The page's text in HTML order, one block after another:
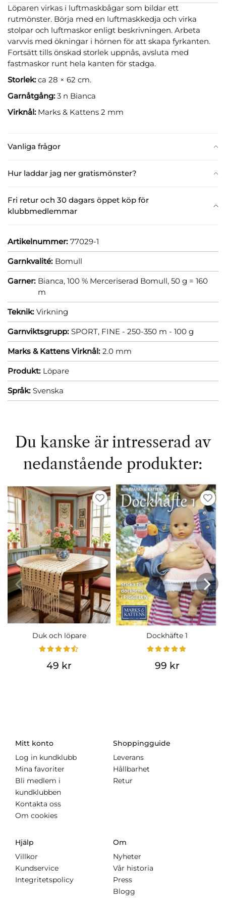
Vanliga frågor
Hur laddar jag ner gratismönster?
Fri retur och 30 dagars öppet köp för
klubbmedlemmar
Löparen virkas i luftmaskbågar som bildar ett
rutmönster. Börja med en luftmaskkedja och virka
stolpar och luftmaskor enligt beskrivningen. Arbeta
varvvis med ökningar i hörnen för att skapa fyrkanten.
Fortsätt tills önskad storlek uppnås, avsluta med
fastmaskor runt hela kanten för stadga.
Storlek:ca 28 × 62 cm.
Garnåtgång:3 n Bianca
Virknål:Marks & Kattens 2 mm
Artikelnummer: 77029-1
Garnkvalité: Bomull
Garner: Bianca, 100 % Merceriserad Bomull, 50 g = 160
m
Teknik: Virkning
Garnviktsgrupp: SPORT, FINE - 250-350 m - 100 g
Marks & Kattens Virknål: 2.0 mm
Produkt: Löpare
Språk: Svenska
Du kanske är intresserad av
nedanstående produkter:
Duk och löpare
49 kr
Dockhäfte 1
99 kr
Mitt konto
Log in kundklubb
Mina favoriter
Bli medlem i
kundklubben
Kontakta oss
Om cookies
Shoppingguide
Leverans
Hållbarhet
Retur
Hjälp
Villkor
Kundservice
Integritetspolicy
Om
Nyheter
Vår historia
Press
Blogg